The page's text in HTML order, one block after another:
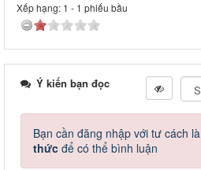
Xếp hạng: 1 - 1 phiếu bầu
Ý kiến bạn đọc
Bạn cần đăng nhập với tư cách là
thức để có thể bình luận